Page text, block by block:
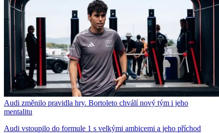
Audi změnilo pravidla hry. Bortoleto chválí nový tým i jeho
mentalitu
Audi vstoupilo do formule 1 s velkými ambicemi a jeho příchod